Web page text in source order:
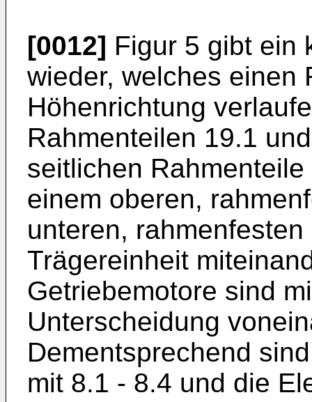
[0012] Figur 5 gibt ein
wieder, welches einen
Höhenrichtung
Rahmenteilen 19.1
seitlichen
einem oberen,
unteren,
Trägereinheit
Getriebemotore sind
Unterscheidung
Dementsprechend
mit 8.1 - 8.4 und die